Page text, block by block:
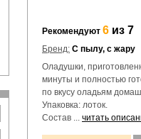
Рекомендуют 6 из 7
Бренд: С пылу, с жару
Оладушки,
минуты и полностью
по вкусу оладьям
Упаковка: лоток.
Состав ... читать